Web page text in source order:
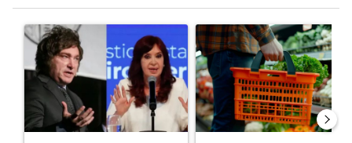
Un artículo de tendencia con el título "Javier Milei celebra la
Un artículo de tendencia con